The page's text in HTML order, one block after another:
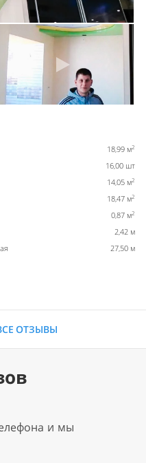
18,99 м2
16,00 шт
14,05 м2
18,47 м2
0,87 м2
2,42 м
27,50 м
ОТЗЫВЫ
и мы